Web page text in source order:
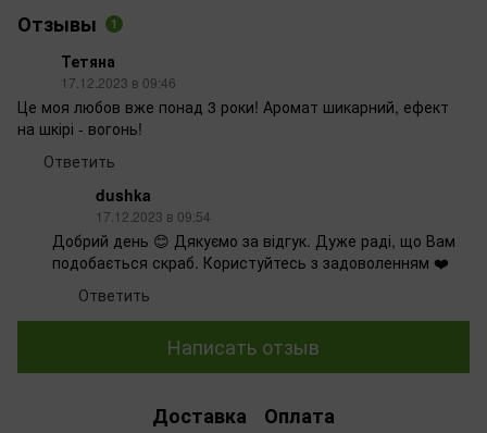
Отзывы 1
Тетяна
17.12.2023 в 09:46
Це моя любов вже понад 3 роки! Аромат шикарний, ефект
на шкірі - вогонь!
Ответить
dushka
17.12.2023 в 09:54
Добрий день 😊 Дякуємо за відгук. Дуже раді, що Вам
подобається скраб. Користуйтесь з задоволенням ❤️
Ответить
Написать отзыв
Доставка Оплата